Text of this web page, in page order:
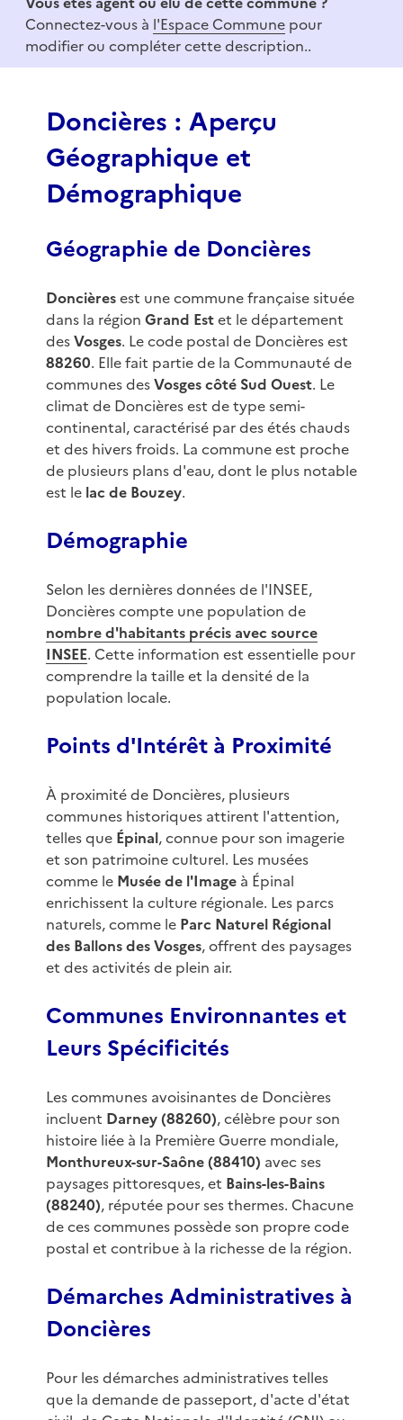
f
Connectez-vous à l'Espace Commune pour
modifier ou compléter cette description..
Doncières : Aperçu
Géographique et
Démographique
Géographie de Doncières
Doncièresest une commune française située
dans la région Grand Estet le département
desVosges. Le code postal de Doncières est
88260. Elle fait partie de la Communauté de
communes desVosges côté Sud Ouest. Le
climat de Doncières est de type semi-
continental, caractérisé par des étés chauds
et des hivers froids. La commune est proche
de plusieurs plans d'eau, dont le plus notable
est le lac de Bouzey.
Démographie
Selon les dernières données de l'INSEE,
Doncières compte une population de
nombre d'habitants précis avec source
INSEE. Cette information est essentielle pour
comprendre la taille et la densité de la
population locale.
Points d'Intérêt à Proximité
À proximité de Doncières, plusieurs
communes historiques attirent l'attention,
telles que Épinal, connue pour son imagerie
et son patrimoine culturel. Les musées
comme le Musée de l'Imageà Épinal
enrichissent la culture régionale. Les parcs
naturels, comme le Parc Naturel Régional
des Ballons des Vosges, offrent des paysages
et des activités de plein air.
Communes Environnantes et
Leurs Spécificités
Les communes avoisinantes de Doncières
incluent Darney (88260), célèbre pour son
histoire liée à la Première Guerre mondiale,
Monthureux-sur-Saône (88410) avec ses
paysages pittoresques, et Bains-les-Bains
(88240), réputée pour ses thermes. Chacune
de ces communes possède son propre code
postal et contribue à la richesse de la région.
Démarches Administratives à
Doncières
Pour les démarches administratives telles
que la demande de passeport, d'acte d'état